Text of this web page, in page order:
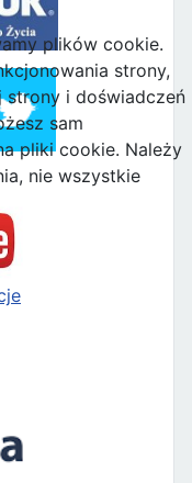
plików cookie.
strony,
strony i doświadczeń
sam
pliki cookie. Należy
nie wszystkie